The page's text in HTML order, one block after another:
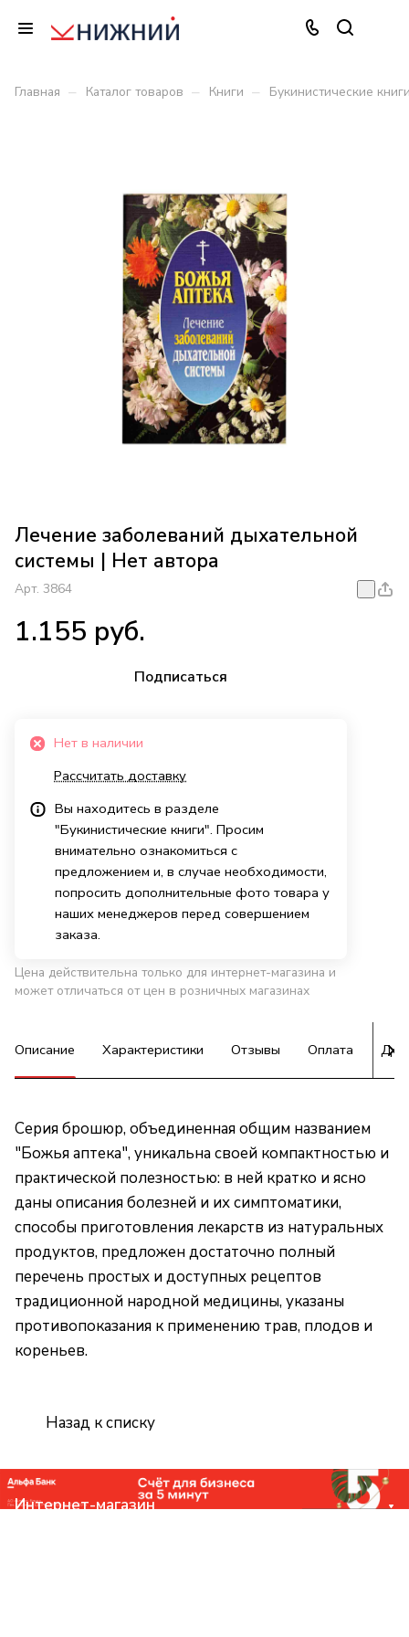
Главная – Каталог товаров – Книги – Букинистические
Лечение заболеваний дыхательной
системы | Нет автора
Арт. 3864
1.155 руб.
Подписаться
Нет в наличии
Рассчитать доставку
Вы находитесь в разделе
"Букинистические книги". Просим
внимательно ознакомиться с
предложением и, в случае необходимости,
попросить дополнительные фото товара у
наших менеджеров перед совершением
заказа.
Цена действительна только для интернет-магазина и
может отличаться от цен в розничных магазинах
Описание Характеристики Отзывы Оплата
Серия брошюр, объединенная общим названием
"Божья аптека", уникальна своей компактностью и
практической полезностью: в ней кратко и ясно
даны описания болезней и их симптоматики,
способы приготовления лекарств из натуральных
продуктов, предложен достаточно полный
перечень простых и доступных рецептов
традиционной народной медицины, указаны
противопоказания к применению трав, плодов и
кореньев.
Назад к списку
Интернет-магазин